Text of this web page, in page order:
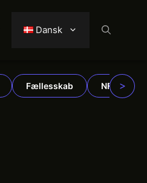
Dansk
Fællesskab NFT >